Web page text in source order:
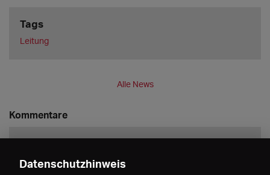
Tags
Leitung
Alle News
Kommentare
Datenschutzhinweis